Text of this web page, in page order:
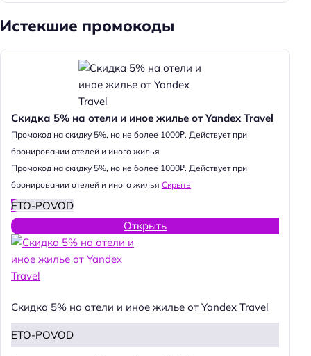
Истекшие промокоды
Скидка 5% на отели и иное жилье от Yandex Travel
Промокод на скидку 5%, но не более 1000₽. Действует при
бронировании отелей и иного жилья
Промокод на скидку 5%, но не более 1000₽. Действует при
бронировании отелей и иного жилья Скрыть
ETO-POVOD
Открыть
Скидка 5% на отели и иное жилье от Yandex Travel
ETO-POVOD